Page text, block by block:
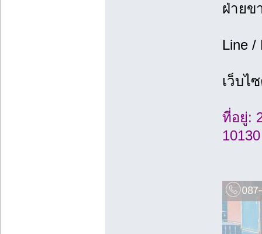
ฝ่ายข
Line /
เว็บไ
ที่อยู่:
10130